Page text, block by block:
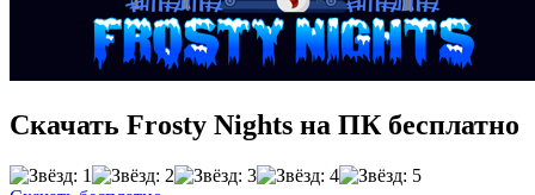
Скачать Frosty Nights на ПК бесплатно